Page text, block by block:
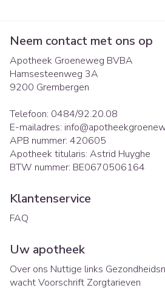
Neem contact met ons op
Apotheek Groeneweg BVBA
Hamsesteenweg 3A
9200 Grembergen
Telefoon: 0484/92.20.08
E-mailadres: info@
APB nummer: 420605
Apotheek titularis: Astrid Huyghe
BTW nummer: BE0670506164
Klantenservice
FAQ
Uw apotheek
Over ons Nuttige links
wachtVoorschrift Zorgtarieven